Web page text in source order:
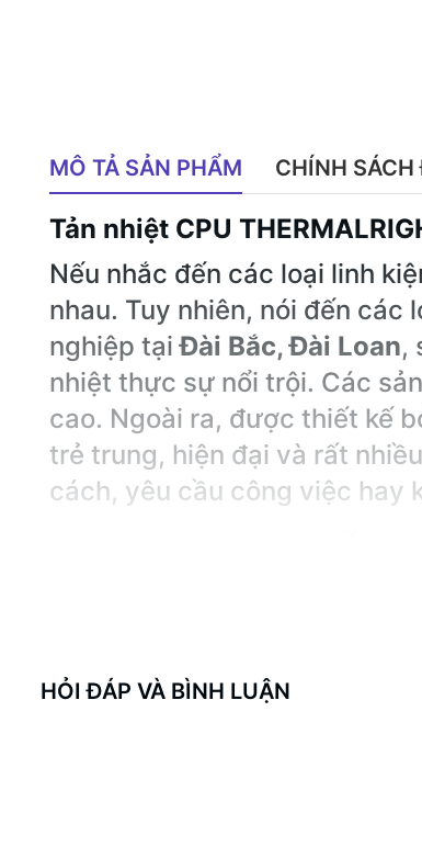
MÔ TẢ SẢN PHẨM CHÍNH SÁCH
Tản nhiệt CPU
Nếu nhắc đến các loại linh
nhau. Tuy nhiên, nói đến các
nghiệp tạiĐài Bắc, Đài Loan,
nhiệt thực sự nổi trội. Các
cao. Ngoài ra, được thiết kế
trẻ trung, hiện đại và rất
cách, yêu cầu công việc hay
HỎI ĐÁP VÀ BÌNH LUẬN